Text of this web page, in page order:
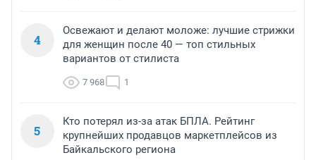
4
Освежают и делают моложе: лучшие стрижки
для женщин после 40 — топ стильных
вариантов от стилиста
7 968 1
5
Кто потерял из-за атак БПЛА. Рейтинг
крупнейших продавцов маркетплейсов из
Байкальского региона